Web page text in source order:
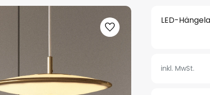
LED-
inkl. MwSt.